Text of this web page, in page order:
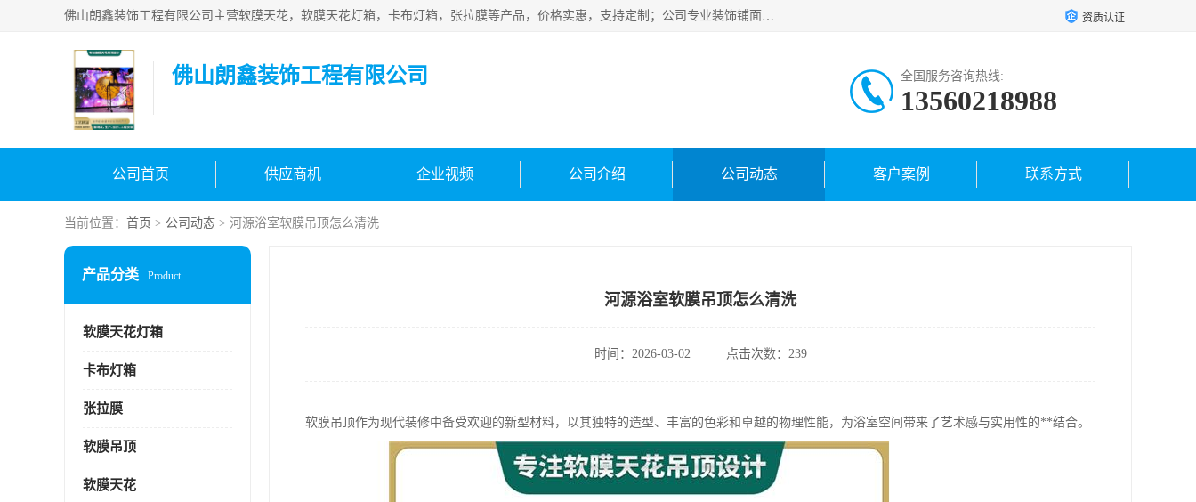
佛山朗鑫装饰工程有限公司主营软膜天花，软膜天花灯箱，卡布灯箱，张拉膜等产品，价格实惠，支持定制；公司专业装饰铺面，家居，会展特装，软膜等工程，技能精良人员，安装快、价格合理，质量保证、热诚与各方有识人士合作，欢迎新老客户来电咨询。 资质认证
佛山朗鑫装饰工程有限公司 全国服务咨询热线:
13560218988
公司首页 供应商机 企业视频 公司介绍 公司动态 客户案例 联系方式
当前位置： 首页 > 公司动态 > 河源浴室软膜吊顶怎么清洗
产品分类 Product
软膜天花灯箱
卡布灯箱
张拉膜
软膜吊顶
软膜天花
河源浴室软膜吊顶怎么清洗
时间：2026-03-02 点击次数：239
软膜吊顶作为现代装修中备受欢迎的新型材料，以其独特的造型、丰富的色彩和卓越的物理性能，为浴室空间带来了艺术感与实用性的**结合。